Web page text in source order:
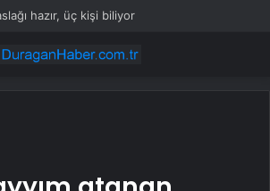
9 bin kişiyi işten çıkaracak